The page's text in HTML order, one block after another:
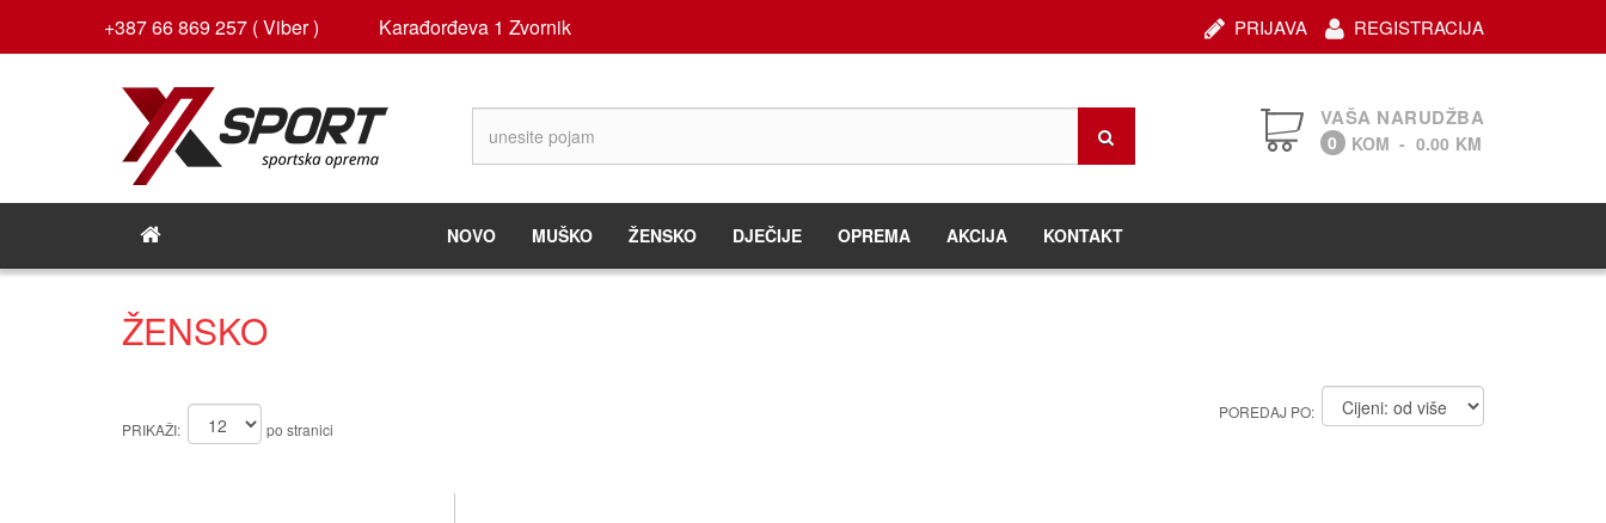
+387 66 869 257 ( Viber ) Karađorđeva 1 Zvornik REGISTRACIJA
PRIJAVA
VAŠA NARUDŽBA
0 KOM - 0.00 KM
NOVO MUŠKO ŽENSKO DJEČIJE OPREMA AKCIJA KONTAKT
ŽENSKO
PRIKAŽI: po stranici
POREDAJ PO: